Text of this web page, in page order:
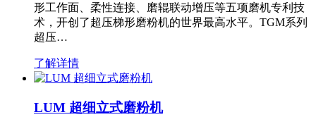
形工作面、柔性连接、磨辊联动增压等五项磨机专利技
术，开创了超压梯形磨粉机的世界最高水平。TGM系列
超压…
了解详情
LUM 超细立式磨粉机